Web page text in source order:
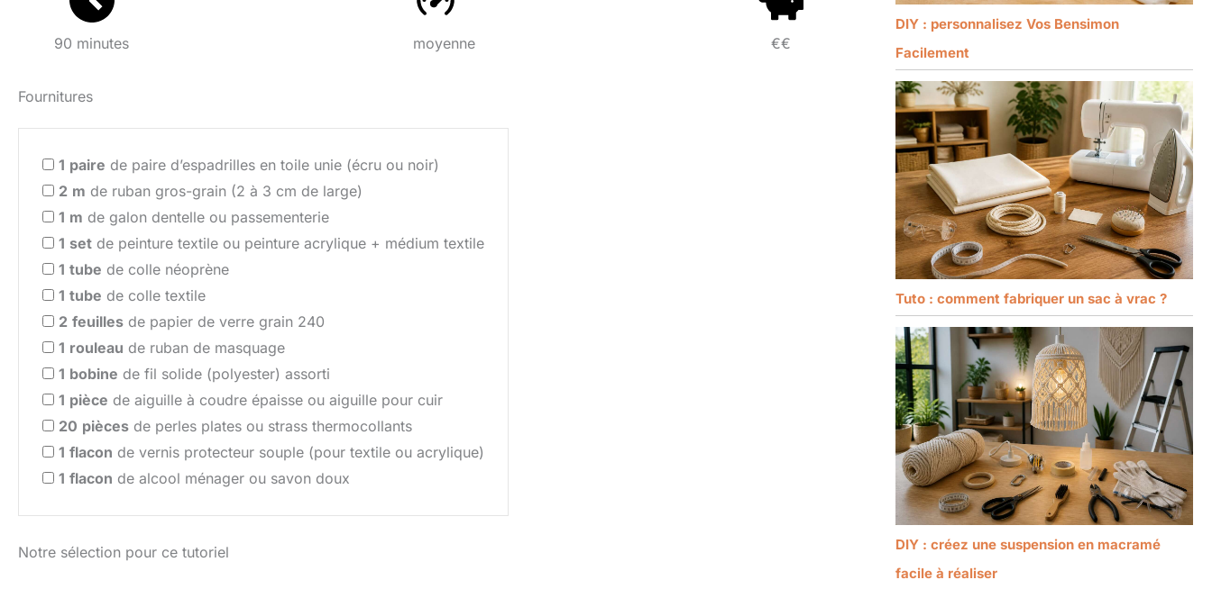
90 minutes moyenne €€
Fournitures
1 paire de paire d’espadrilles en toile unie (écru ou noir)
2 m de ruban gros-grain (2 à 3 cm de large)
1 m de galon dentelle ou passementerie
1 set de peinture textile ou peinture acrylique + médium textile
1 tube de colle néoprène
1 tube de colle textile
2 feuilles de papier de verre grain 240
1 rouleau de ruban de masquage
1 bobine de fil solide (polyester) assorti
1 pièce de aiguille à coudre épaisse ou aiguille pour cuir
20 pièces de perles plates ou strass thermocollants
1 flacon de vernis protecteur souple (pour textile ou acrylique)
1 flacon de alcool ménager ou savon doux
Notre sélection pour ce tutoriel
DIY : personnalisez Vos Bensimon
Facilement
Tuto : comment fabriquer un sac à vrac ?
DIY : créez une suspension en macramé
facile à réaliser